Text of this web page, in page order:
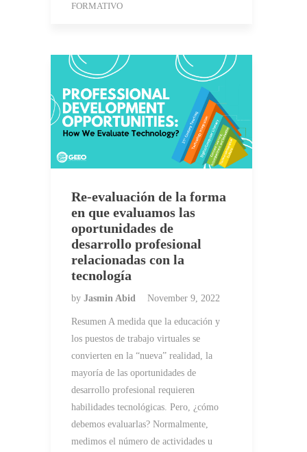
FORMATIVO
Re-evaluación de la forma
en que evaluamos las
oportunidades de
desarrollo profesional
relacionadas con la
tecnología
by Jasmin Abid November 9, 2022
Resumen A medida que la educación y
los puestos de trabajo virtuales se
convierten en la “nueva” realidad, la
mayoría de las oportunidades de
desarrollo profesional requieren
habilidades tecnológicas. Pero, ¿cómo
debemos evaluarlas? Normalmente,
medimos el número de actividades u